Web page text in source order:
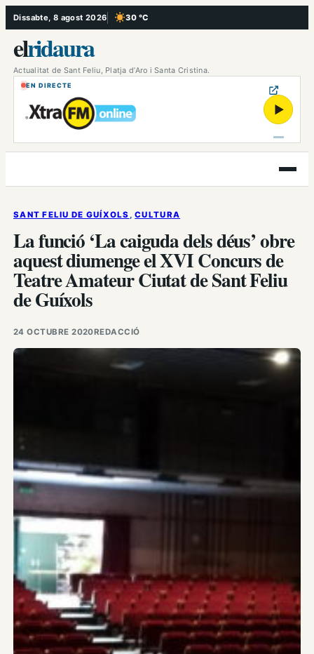
Vés
al
contingut
Dissabte, 8 agost 2026 30 °C
, Cel serè
elridaura
Actualitat de Sant Feliu, Platja d’Aro i Santa Cristina.
EN DIRECTE
▶
Obre
el
SANT FELIU DE GUÍXOLS , CULTURA
La funció ‘La caiguda dels déus’ obre
aquest diumenge el XVI Concurs de
Teatre Amateur Ciutat de Sant Feliu
de Guíxols
24 OCTUBRE 2020REDACCIÓ